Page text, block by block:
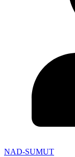
NAD-SUMUT